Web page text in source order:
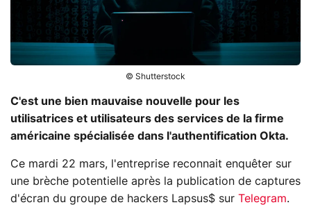
© Shutterstock
C'est une bien mauvaise nouvelle pour les
utilisatrices et utilisateurs des services de la firme
américaine spécialisée dans l'authentification Okta.
Ce mardi 22 mars, l'entreprise reconnait enquêter sur
une brèche potentielle après la publication de captures
d'écran du groupe de hackers Lapsus$ sur Telegram.